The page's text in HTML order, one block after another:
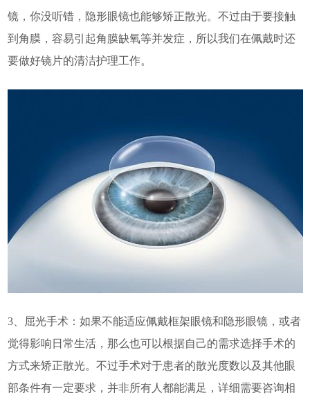
镜，你没听错，隐形眼镜也能够矫正散光。不过由于要接触
到角膜，容易引起角膜缺氧等并发症，所以我们在佩戴时还
要做好镜片的清洁护理工作。
3、屈光手术：如果不能适应佩戴框架眼镜和隐形眼镜，或者
觉得影响日常生活，那么也可以根据自己的需求选择手术的
方式来矫正散光。不过手术对于患者的散光度数以及其他眼
部条件有一定要求，并非所有人都能满足，详细需要咨询相